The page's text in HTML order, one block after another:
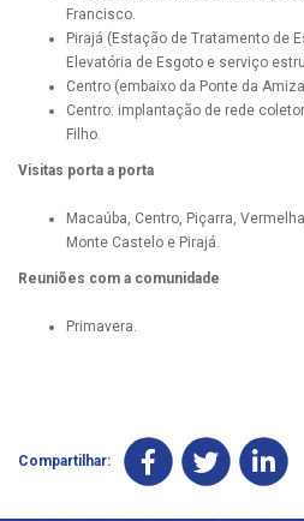
Francisco.
Pirajá (Estação de Tratamento de
Elevatória de Esgoto e serviço
Centro (embaixo da Ponte da
Centro: implantação de rede
Filho.
Visitas porta a porta
Macaúba, Centro, Piçarra,
Monte Castelo e Pirajá.
Reuniões com a comunidade
Primavera.
Compartilhar: